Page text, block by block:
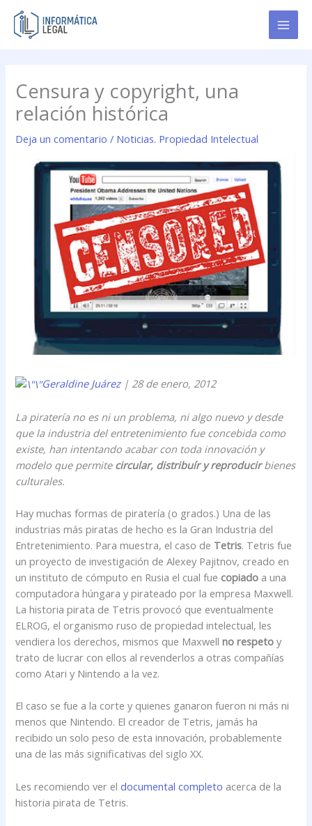
contenido
Censura y copyright, una
relación histórica
Deja un comentario / Noticias. Propiedad Intelectual
Geraldine Juárez| 28 de enero, 2012
La piratería no es ni un problema, ni algo nuevo y desde
que la industria del entretenimiento fue concebida como
existe, han intentando acabar con toda innovación y
modelo que permite circular, distribuír y reproducirbienes
culturales.
Hay muchas formas de piratería (o grados.) Una de las
industrias más piratas de hecho es la Gran Industria del
Entretenimiento. Para muestra, el caso de Tetris. Tetris fue
un proyecto de investigación de Alexey Pajitnov, creado en
un instituto de cómputo en Rusia el cual fue copiado a una
computadora húngara y pirateado por la empresa Maxwell.
La historia pirata de Tetris provocó que eventualmente
ELROG, el organismo ruso de propiedad intelectual, les
vendiera los derechos, mismos que Maxwellno respeto y
trato de lucrar con ellos al revenderlos a otras compañías
como Atari y Nintendo a la vez.
El caso se fue a la corte y quienes ganaron fueron ni más ni
menos que Nintendo. El creador de Tetris, jamás ha
recibido un solo peso de esta innovación, probablemente
una de las más significativas del siglo XX.
Les recomiendo ver eldocumental completo acerca de la
historia pirata de Tetris.